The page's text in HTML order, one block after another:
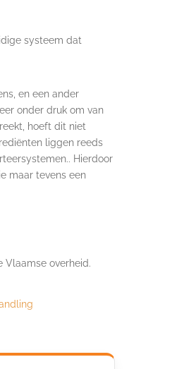
systeem dat
en een ander
onder druk om van
hoeft dit niet
liggen reeds
Hierdoor
maar tevens een
Vlaamse overheid.